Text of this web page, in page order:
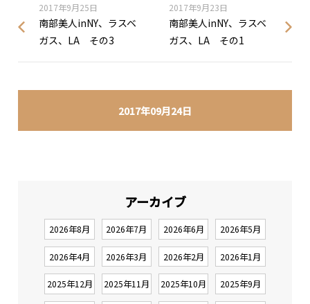
2017年09月24日
2017年9月25日
南部美人inNY、ラスベ
ガス、LA その3
2017年9月23日
南部美人inNY、ラスベ
ガス、LA その1
アーカイブ
2026年8月 2026年7月 2026年6月 2026年5月
2026年4月 2026年3月 2026年2月 2026年1月
2025年12月 2025年11月 2025年10月 2025年9月